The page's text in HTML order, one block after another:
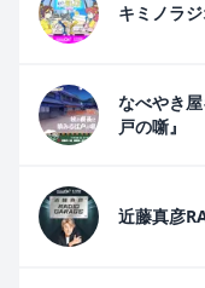
キミノラ
なべやき
戸の噺』
近藤真彦